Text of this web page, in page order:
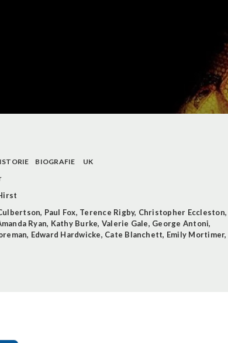
BIOGRAFIE
UK
, Paul Fox, Terence Rigby, Christopher Eccleston,
Ryan, Kathy Burke, Valerie Gale, George Antoni,
, Edward Hardwicke, Cate Blanchett, Emily Mortimer,